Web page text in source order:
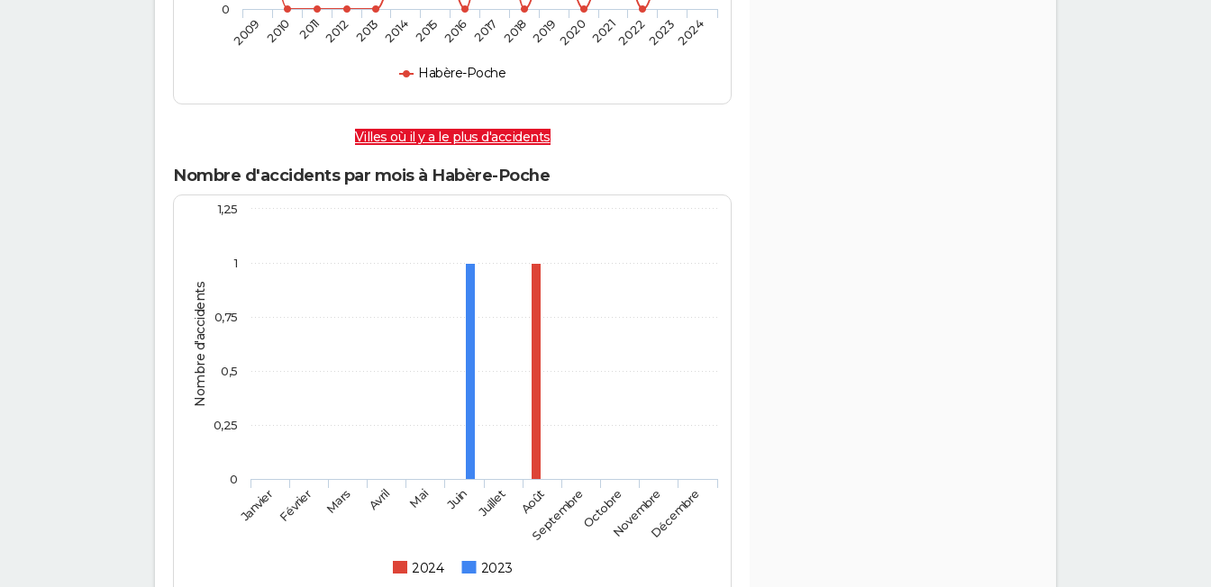
Habère-Poche
2009 2010 2011 2012 2013 2014 2015 2016 2017 2018 20192020 2021202220232024
0
Villes où il y a le plus d'accidents
Nombre d'accidents par mois à Habère-Poche
Nombre d'accidents
2024 2023
JanvierFévrier Mars Avril Mai Juin Juillet Août
SeptembreOctobreNovembreDécembre
0
1
0,25
0,5
0,75
1,25